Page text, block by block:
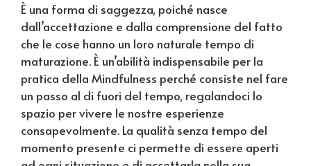
È una forma di saggezza, poiché nasce
dall’accettazione e dalla comprensione del fatto
che le cose hanno un loro naturale tempo di
maturazione. È un’abilità indispensabile per la
pratica della Mindfulness perché consiste nel fare
un passo al di fuori del tempo, regalandoci lo
spazio per vivere le nostre esperienze
consapevolmente. La qualità senza tempo del
momento presente ci permette di essere aperti